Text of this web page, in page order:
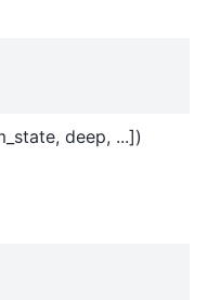
deep, ...])